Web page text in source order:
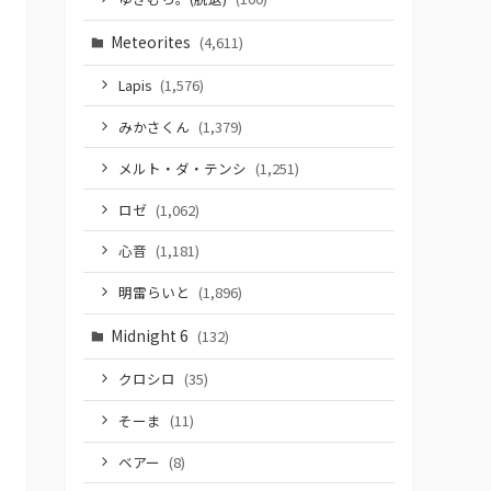
Meteorites (4,611)
Lapis (1,576)
みかさくん (1,379)
メルト・ダ・テンシ (1,251)
ロゼ (1,062)
心音 (1,181)
明雷らいと (1,896)
Midnight 6 (132)
クロシロ (35)
そーま (11)
ベアー (8)